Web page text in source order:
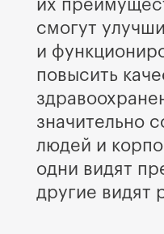
их
смогут
и
повысить
значительно
людей и
одни видят
другие видят